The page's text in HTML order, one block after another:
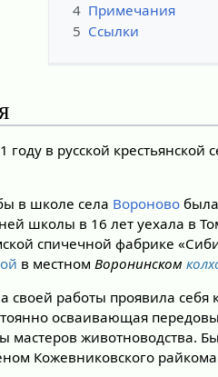
4 Примечания
5 Ссылки
году в русской крестьянской
в школе села Вороново была
школы в 16 лет уехала в
спичечной фабрике
в местном Воронинском
своей работы проявила
осваивающая
мастеров животноводства.
Кожевниковского